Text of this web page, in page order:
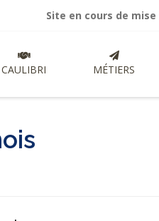
Site en cours de mise à jour :
CAULIBRI MÉTIERS